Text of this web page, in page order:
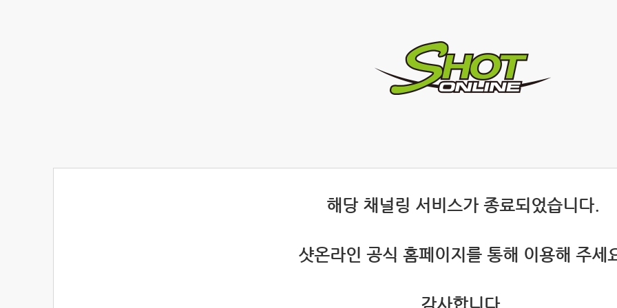
해당 채널링 서비스가 종료되었습니다.
샷온라인 공식 홈페이지를 통해 이용해 주세